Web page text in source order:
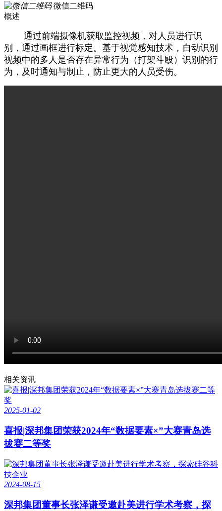
微信二维码
概述
通过前端摄像机获取监控视频，对人员进行识
别，通过画框进行标定。基于视觉感知技术，自动识别
视频中的多人是否存在异常行为（打架斗殴）识别的行
为，及时通知与制止，防止更大的人员受伤。
相关资讯
2025-01-02
喜报|深邦集团荣获2024年“数据要素×”大赛青岛选
拔赛二等奖
2024-08-15
深邦集团董事长张泽谦受邀赴美进行学术考察，探